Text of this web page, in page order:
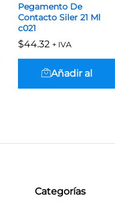
Pegamento De
Contacto Siler 21 Ml
c021
$44.32 + IVA
$44.32
Añadir al
Categorías